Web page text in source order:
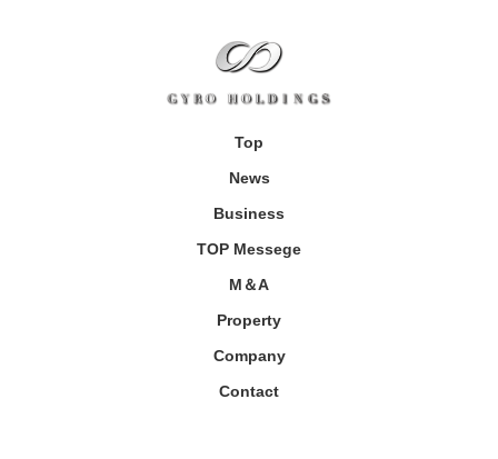
Top
News
Business
TOP Messege
M＆A
Property
Company
Contact